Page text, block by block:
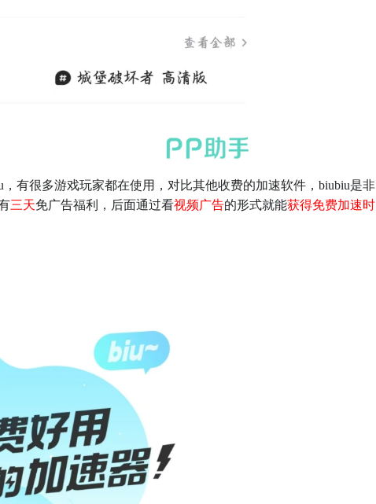
有很多游戏玩家都在使用，对比其他收费的加速软件，biubiu是非
三天免广告福利，后面通过看视频广告的形式就能获得免费加速时